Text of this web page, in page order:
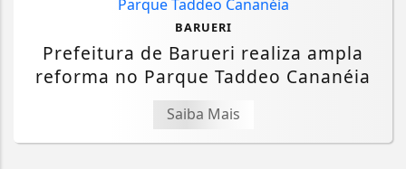
BARUERI
Prefeitura de Barueri realiza ampla
reforma no Parque Taddeo Cananéia
Saiba Mais